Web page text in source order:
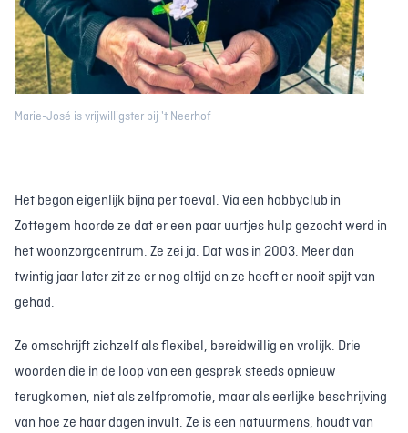
Marie-José is vrijwilligster bij 't Neerhof
Het begon eigenlijk bijna per toeval. Via een hobbyclub in
Zottegem hoorde ze dat er een paar uurtjes hulp gezocht werd in
het woonzorgcentrum. Ze zei ja. Dat was in 2003. Meer dan
twintig jaar later zit ze er nog altijd en ze heeft er nooit spijt van
gehad.
Ze omschrijft zichzelf als flexibel, bereidwillig en vrolijk. Drie
woorden die in de loop van een gesprek steeds opnieuw
terugkomen, niet als zelfpromotie, maar als eerlijke beschrijving
van hoe ze haar dagen invult. Ze is een natuurmens, houdt van